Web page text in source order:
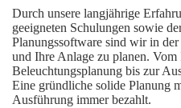
Durch unsere langjährige
geeigneten Schulungen sowie
Planungssoftware sind wir in
und Ihre Anlage zu planen.
Beleuchtungsplanung bis zur
Eine gründliche solide Planung
Ausführung immer bezahlt.